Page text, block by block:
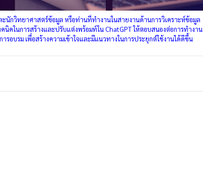
กวิทยาศาสตร์ข้อมูล หรือท่านที่ทำงานในสายงานด้านการวิเคราะห์ข้อมูล
คในการสร้างและปรับแต่งพร้อมท์ใน ChatGPT ให้ตอบสนองต่อการทำงาน
อบรม เพื่อสร้างความเข้าใจและมีแนวทางในการประยุกต์ใช้งานได้ดีขึ้น